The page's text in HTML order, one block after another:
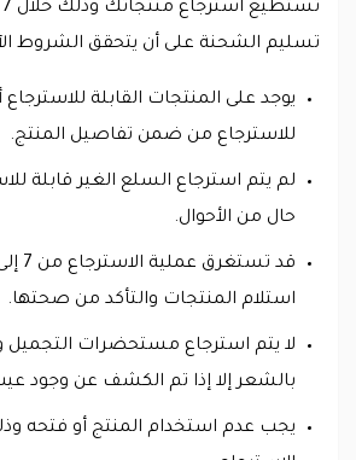
تسليم الشحنة على أن يتحقق الشروط
يوجد على المنتجات القابلة
للاسترجاع من ضمن تفاصيل المنتج.
لم يتم استرجاع السلع الغير قابلة
حال من الأحوال.
استلام المنتجات والتأكد من صحتها.
لا يتم استرجاع مستحضرات التجميل
بالشعر إلا إذا تم الكشف عن وجود
يجب عدم استخدام المنتج أو فتحه